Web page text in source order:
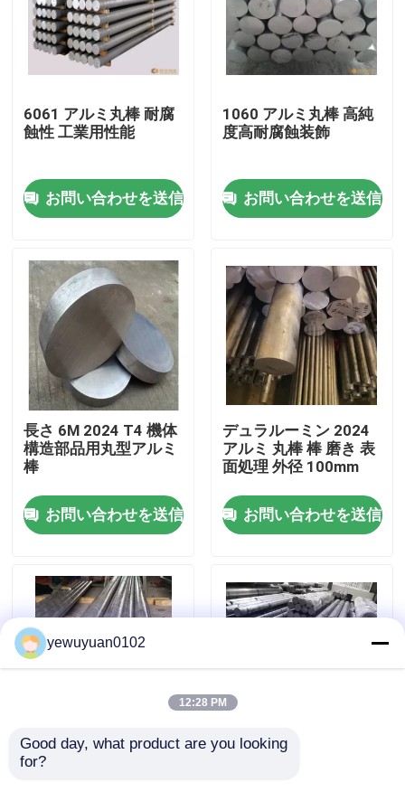
家
プロダクト
ビデオ
VRショー
私達について
品質管理
私達に連絡しなさい
6061 アルミ丸棒 耐腐
蝕性 工業用性能
お問い合わせを送信
1060 アルミ丸棒 高純
度高耐腐蝕装飾
お問い合わせを送信
長さ 6M 2024 T4 機体
構造部品用丸型アルミ
棒
お問い合わせを送信
デュラルーミン 2024
アルミ 丸棒 棒 磨き 表
面処理 外径 100mm
お問い合わせを送信
産業 2024 アルミ合金
丸いバー ミル 表面処
6061 T6 ソリッドアル
yewuyuan0102
12:28 PM
Good day, what product are you looking
for?